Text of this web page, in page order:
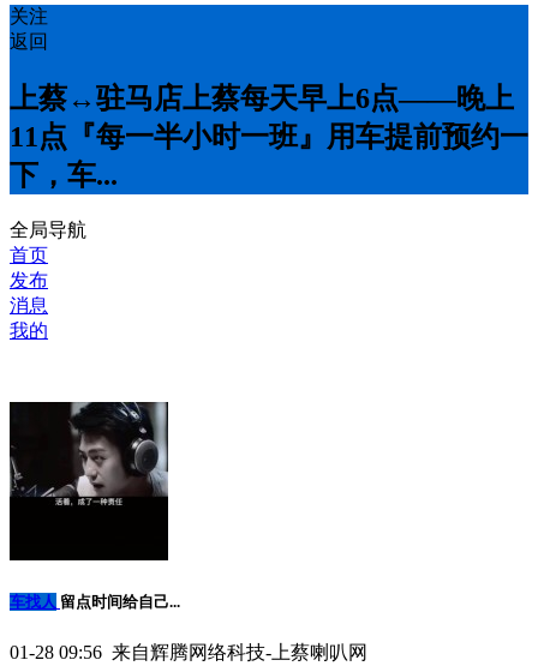
关注
返回
上蔡↔️驻马店上蔡每天早上6点——晚上
11点『每一半小时一班』用车提前预约一
下，车...
全局导航
首页
发布
消息
我的
车找人 留点时间给自己...
01-28 09:56 来自辉腾网络科技-上蔡喇叭网